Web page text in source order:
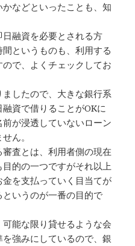
などといったことも、知
融資を必要とされる方
というものも、利用する
で、よくチェックしてお
したので、大きな銀行系
資で借りることがOKに
が浸透していないローン
ん。
査とは、利用者側の現在
的の一つですがそれ以上
を支払っていく目当てが
いうのが一番の目的で
能な限り貸せるような会
強みにしているので、銀